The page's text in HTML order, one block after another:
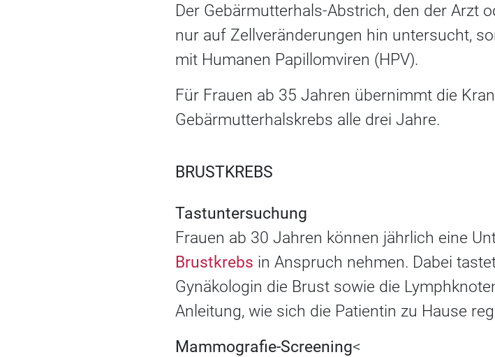
Der Gebärmutterhals-Abstrich, den der Arzt
nur auf Zellveränderungen hin untersucht,
mit Humanen Papillomviren (HPV).
Für Frauen ab 35 Jahren übernimmt die
Gebärmutterhalskrebs alle drei Jahre.
BRUSTKREBS
Tastuntersuchung
Frauen ab 30 Jahren können jährlich eine
Brustkrebs in Anspruch nehmen. Dabei
Gynäkologin die Brust sowie die
Anleitung, wie sich die Patientin zu Hause
Mammografie-Screening<